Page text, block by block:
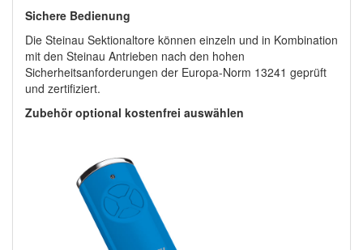
Sichere Bedienung
Die Steinau Sektionaltore können einzeln und in Kombination
mit den Steinau Antrieben nach den hohen
Sicherheitsanforderungen der Europa-Norm 13241 geprüft
und zertifiziert.
Zubehör optional kostenfrei auswählen